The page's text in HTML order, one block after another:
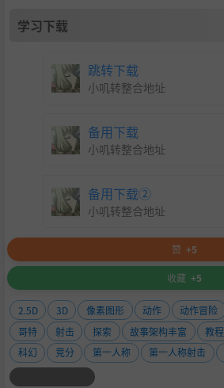
学习下载
跳转下载
小叽转整合地址
备用下载
小叽转整合地址
备用下载②
小叽转整合地址
赞 +5
收藏 +5
2.5D 3D 像素图形 动作 动作冒险
哥特
射击 探索 故事架构丰富 教程
科幻
竞分 第一人称 第一人称射击